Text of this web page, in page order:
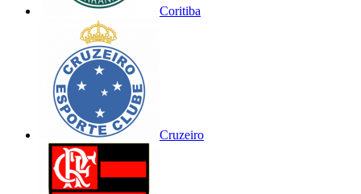
Coritiba
Cruzeiro